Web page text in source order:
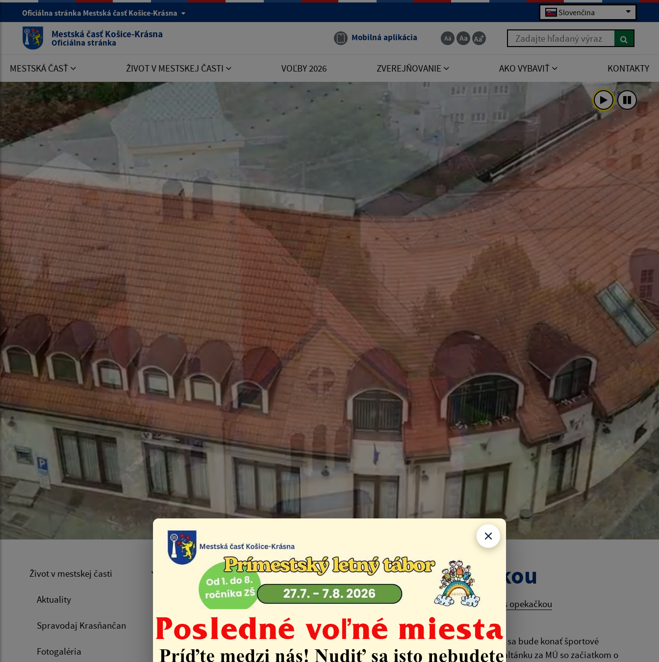
Oficiálna stránka Mestská časť Košice-Krásna Slovenčina
Mestská časť Košice-Krásna
Oficiálna stránka Mobilná aplikácia Zadajte hľadaný výraz
MESTSKÁ ČASŤ ŽIVOT V MESTSKEJ ČASTI VOĽBY 2026 ZVEREJŇOVANIE AKO VYBAVIŤ KONTAKTY
Život v mestskej časti
Aktuality
Spravodaj Krasňančan
Fotogaléria
Športové popoludnie s opekačkou
Úvod Život v mestskej časti Klub seniorov Krásna Športové popoludnie s opekačkou
Klub seniorov MČ Košice-Krásna oznamuje svojim členom, že v utorok 25. júna 2024 sa bude konať športové
popoludnie s posedením pri opekaní. Podujatie sa bude konať na športovisku a v altánku za MÚ so začiatkom o